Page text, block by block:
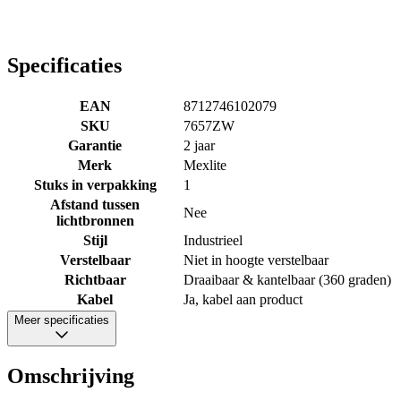
Specificaties
EAN
8712746102079
SKU
7657ZW
Garantie
2 jaar
Merk
Mexlite
Stuks in verpakking
1
Afstand tussen
lichtbronnen
Nee
Stijl
Industrieel
Verstelbaar
Niet in hoogte verstelbaar
Richtbaar
Draaibaar & kantelbaar (360 graden)
Kabel
Ja, kabel aan product
Meer specificaties
Omschrijving